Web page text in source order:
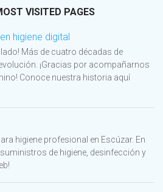
VISITED PAGES
higiene digital
Más de cuatro décadas de
¡Gracias por acompañarnos
Conoce nuestra historia aquí
higiene profesional en Escúzar. En
de higiene, desinfección y